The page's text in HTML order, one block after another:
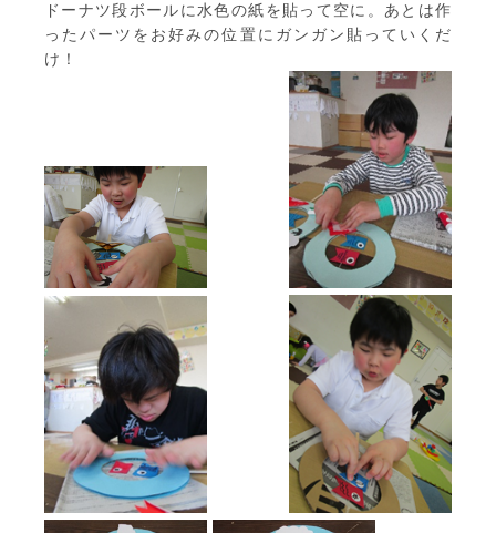
ドーナツ段ボールに水色の紙を貼って空に。あとは作
ったパーツをお好みの位置にガンガン貼っていくだ
け！